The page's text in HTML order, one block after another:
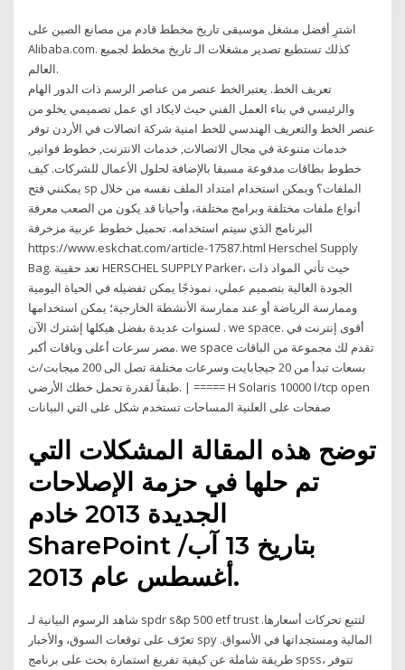
اشترِ أفضل مشغل موسيقى تاريخ مخطط قادم من مصانع الصين على
Alibaba.com. كذلك تستطيع تصدير مشغلات الـ تاريخ مخطط لجميع
العالم.
تعريف الخط. يعتبرالخط عنصر من عناصر الرسم ذات الدور الهام
والرئيسي في بناء العمل الفني حيث لايكاد اي عمل تصميمي يخلو من
عنصر الخط والتعريف الهندسي للخط امنية شركة اتصالات في الأردن توفر
خدمات متنوعة في مجال الاتصالات, خدمات الانترنت, خطوط فواتير,
خطوط بطاقات مدفوعة مسبقا بالإضافة لحلول الأعمال للشركات. كيف
يمكنني فتح sp الملفات؟ ويمكن استخدام امتداد الملف نفسه من خلال
أنواع ملفات مختلفة وبرامج مختلفة، وأحيانا قد يكون من الصعب معرفة
البرنامج الذي سيتم استخدامه. تحميل خطوط عربية مزخرفة
https://www.eskchat.com/article-17587.html Herschel Supply
Bag. تعد حقيبة HERSCHEL SUPPLY Parker، حيث تأتي المواد ذات
الجودة العالية بتصميم عملي، نموذجًا يمكن تفضيله في الحياة اليومية
وممارسة الرياضة أو عند ممارسة الأنشطة الخارجية؛ يمكن استخدامها
لسنوات عديدة بفضل هيكلها إشترك الآن . we space. أقوى إنترنت في
مصر سرعات أعلى وباقات أكبر. we space تقدم لك مجموعة من الباقات
بسعات تبدأ من 20 جيجابايت وسرعات مختلفة تصل الى 200 ميجابت/ث
طبقاً لقدرة تحمل خطك الأرضي. | ===== H Solaris ‫ا‬ 10000/tcp open
‫صفحات‬ ‫على‬ ‫العلنیة‬ ‫المساحات‬ ‫تستخدم‬ ‫شكل‬ ‫على‬ ‫التي‬ ‫البیانات
توضح هذه المقالة المشكلات التي
تم حلها في حزمة الإصلاحات
الجديدة 2013 خادم
SharePoint بتاريخ 13 آب/
أغسطس عام 2013.
شاهد الرسوم البيانية لـ ‎spdr s&p 500 etf trust‎ لتتبع تحركات أسعارها.
تعرّف على توقعات السوق، والأخبار ‎spy‎ المالية ومستجداتها في الأسواق.
طريقة شاملة عن كيفية تفريغ استمارة بحث على برنامج spss، تتوفر